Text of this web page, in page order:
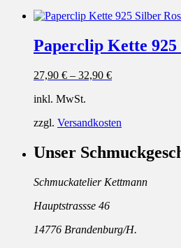
Paperclip Kette 925
27,90 € – 32,90 €
inkl. MwSt.
zzgl. Versandkosten
Unser
Schmuckatelier Kettmann
Hauptstrassse 46
14776 Brandenburg/H.